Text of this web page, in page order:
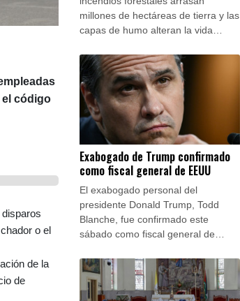
el código
o el
de la
de
millones de hectáreas de tierra y las
capas de humo alteran la vida
mayor extensión del continente
americano intenta mitigar la
devastación anual.
Exabogado de Trump confirmado
como fiscal general de EEUU
El exabogado personal del
presidente Donald Trump, Todd
Blanche, fue confirmado este
sábado como fiscal general de
senadores republicanos
desestimaran las preocupaciones
de los demócratas sobre una